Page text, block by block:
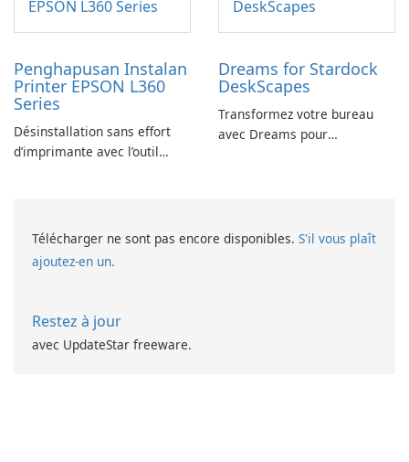
Penghapusan Instalan
Printer EPSON L360
Series
Désinstallation sans effort
d’imprimante avec l’outil
Dreams for Stardock
DeskScapes
Transformez votre bureau
avec Dreams pour
Télécharger ne sont pas encore disponibles. S'il vous plaît
ajoutez-en un.
Restez à jour
avec UpdateStar freeware.